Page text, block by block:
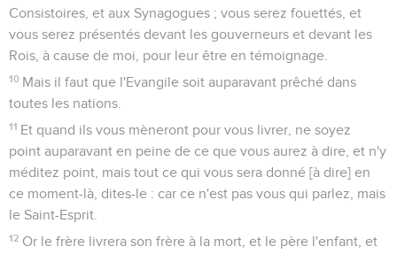
Consistoires, et aux Synagogues ; vous serez fouettés, et
vous serez présentés devant les gouverneurs et devant les
Rois, à cause de moi, pour leur être en témoignage.
10 Mais il faut que l'Evangile soit auparavant prêché dans
toutes les nations.
11 Et quand ils vous mèneront pour vous livrer, ne soyez
point auparavant en peine de ce que vous aurez à dire, et n'y
méditez point, mais tout ce qui vous sera donné [à dire] en
ce moment-là, dites-le : car ce n'est pas vous qui parlez, mais
le Saint-Esprit.
12 Or le frère livrera son frère à la mort, et le père l'enfant, et